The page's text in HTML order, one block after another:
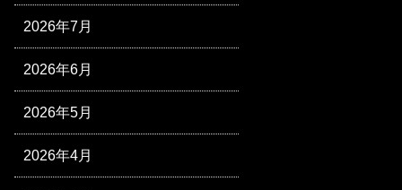
2026年7月
2026年6月
2026年5月
2026年4月